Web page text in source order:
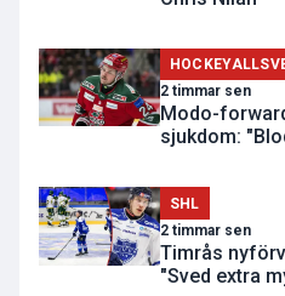
2 timmar sen
Modo-
sjukdom:
SHL
2 timmar sen
Timrås
"Sved extra